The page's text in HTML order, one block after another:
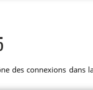
des connexions dans